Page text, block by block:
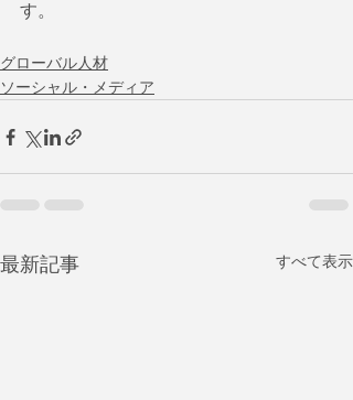
す。
グローバル人材
ソーシャル・メディア
最新記事 すべて表示